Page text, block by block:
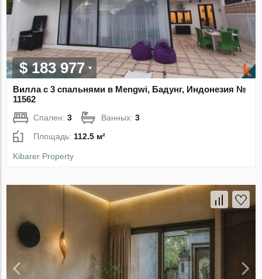
$ 183 977
Вилла с 3 спальнями в Mengwi, Бадунг, Индонезия №
11562
Спален:3 Ванных:3
Площадь: 112.5 м²
Kibarer Property